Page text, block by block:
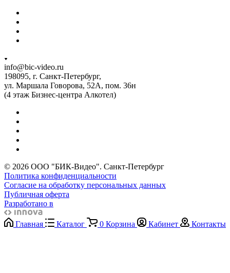
info@bic-video.ru
198095, г. Санкт-Петербург,
ул. Маршала Говорова, 52А, пом. 36н
(4 этаж Бизнес-центра Алкотел)
© 2026 ООО "БИК-Видео". Санкт-Петербург
Политика конфиденциальности
Согласие на обработку персональных данных
Публичная оферта
Разработано в
Главная Каталог 0 Корзина Кабинет Контакты